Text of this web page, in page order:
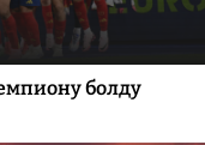
болду